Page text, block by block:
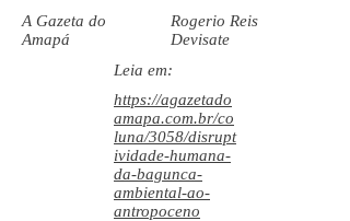
A Gazeta do
Amapá
Rogerio Reis
Devisate
Leia em:
https://agazetado
amapa.com.br/co
luna/3058/disrupt
ividade-humana-
da-bagunca-
ambiental-ao-
antropoceno